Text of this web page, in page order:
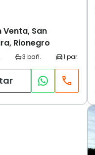
San
Rionegro